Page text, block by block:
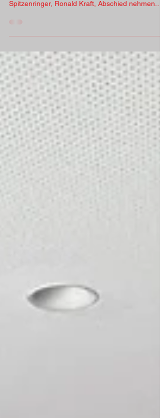
In tiefer Trauer und schweren Ringerherzens
Der mehrfache Jugend- und Juniorenmeister,
seinen letzten Kampf gegen seine schwere
Krankheit verloren & damit die irdischen Matten
für immer verlassen. Ronald Kraft, liebenswert
„Flöhchen“ oder „Schweinehälfte“ genannt, war
ein gradliniger, prinzipientreuer, bodenständiger
und herzensguter Me